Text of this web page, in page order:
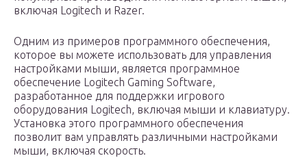
включая Logitech и Razer.
Одним из примеров программного обеспечения,
которое вы можете использовать для управления
настройками мыши, является программное
обеспечение Logitech Gaming Software,
разработанное для поддержки игрового
оборудования Logitech, включая мыши и клавиатуру.
Установка этого программного обеспечения
позволит вам управлять различными настройками
мыши, включая скорость.